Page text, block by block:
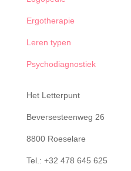
Ergotherapie
Leren typen
Psychodiagnostiek
Het Letterpunt
Beversesteenweg 26
8800 Roeselare
Tel.: +32 478 645 625